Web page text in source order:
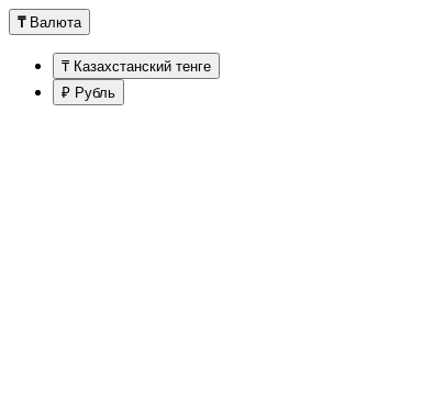
₸ Валюта
₸ Казахстанский тенге
₽ Рубль